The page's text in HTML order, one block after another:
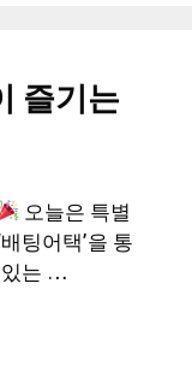
즐기는
오늘은 특별
팅어택’을 통
는 …